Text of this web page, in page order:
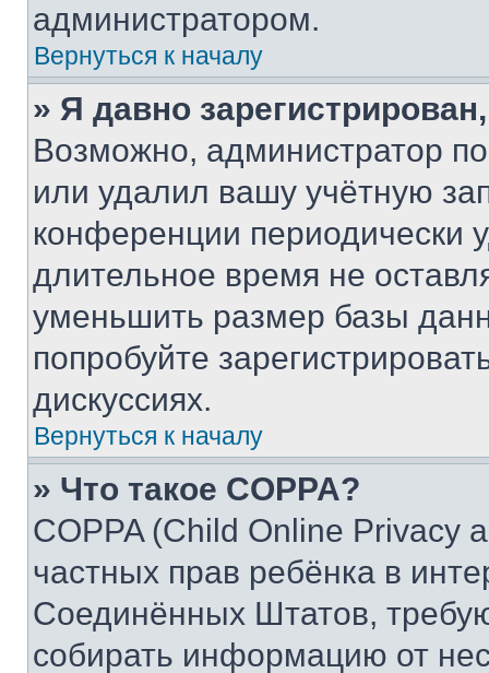
администратором.
Вернуться к началу
» Я давно
Возможно, администратор
или удалил вашу учётную
конференции периодически
длительное время не
уменьшить размер базы
попробуйте
дискуссиях.
Вернуться к началу
» Что такое COPPA?
COPPA (Child Online Privacy
частных прав ребёнка в
Соединённых Штатов,
собирать информацию от